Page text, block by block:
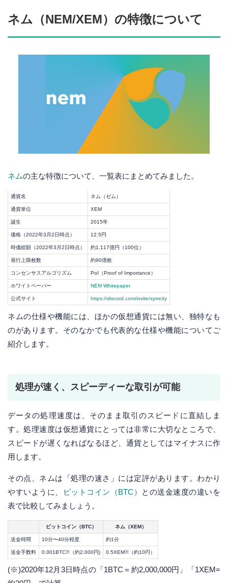
ネム（NEM/XEM）の特徴について
ネムの主な特徴について、一覧表にまとめてみました。
通貨名 ネム（ゼム）
通貨単位 XEM
誕生 2015年
価格（2022年3月2日時点） 12.5円
時価総額（2022年3月2日時点） 約1,117億円（100位）
発行上限枚数 約90億枚
コンセンサスアルゴリズム PoI（Proof of Importance）
ホワイトペーパー NEM Whitepaper
公式サイト https://discord.com/invite/xymcity
ネムの仕様や機能には、ほかの仮想通貨には無い、独特なも
のがあります。そのなかでも代表的な仕様や機能についてご
紹介します。
処理が速く、スピーディーな取引が可能
データの処理速度は、そのまま取引のスピードに直結しま
す。処理速度は仮想通貨にとっては非常に大切なところで、
スピードが遅くなればなるほど、通貨としてはマイナスに作
用します。
その点、ネムは「処理の速さ」には定評があります。わかり
やすいように、
ビットコイン（BTC） との送金速度の違いを
表で比較してみましょう。
ビットコイン（BTC） ネム（XEM）
送金時間 10分〜40分程度 約1分
送金手数料 0.001BTC※（約2,000円) 0.5XEM※（約10円）
(※)2020年12月3日時点の「1BTC＝約2,000,000円」「1XEM=